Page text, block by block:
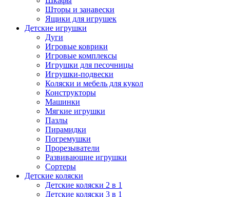
Шторы и занавески
Ящики для игрушек
Детские игрушки
Дуги
Игровые коврики
Игровые комплексы
Игрушки для песочницы
Игрушки-подвески
Коляски и мебель для кукол
Конструкторы
Машинки
Мягкие игрушки
Пазлы
Пирамидки
Погремушки
Прорезыватели
Развивающие игрушки
Сортеры
Детские коляски
Детские коляски 2 в 1
Детские коляски 3 в 1